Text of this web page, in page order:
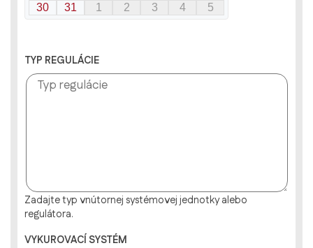
30
31 1 2 3 4 5
TYP REGULÁCIE
Zadajte typ vnútornej systémovej jednotky alebo
regulátora.
VYKUROVACÍ SYSTÉM